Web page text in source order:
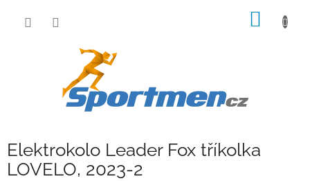
Elektrokolo Leader Fox tříkolka
LOVELO, 2023-2